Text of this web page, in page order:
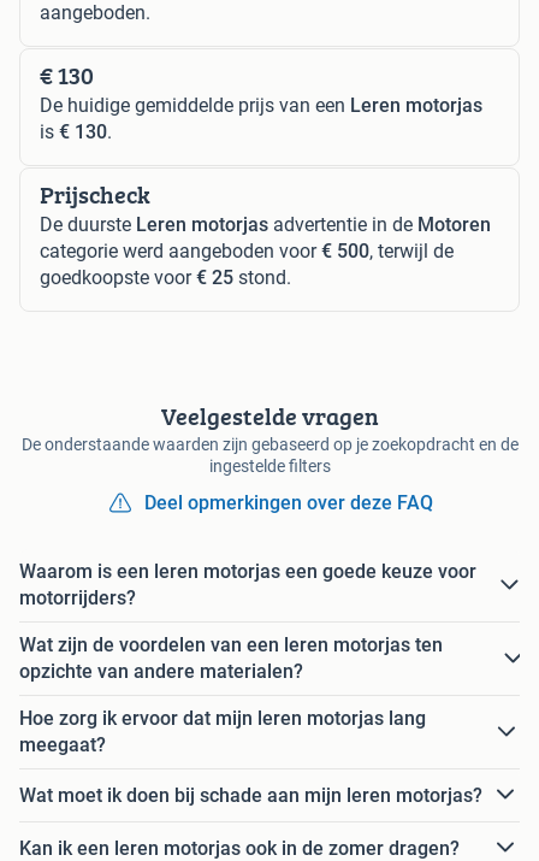
aangeboden.
€ 130
De huidige gemiddelde prijs van een Leren motorjas
is € 130.
Prijscheck
De duurste Leren motorjas advertentie in de Motoren
categorie werd aangeboden voor€ 500, terwijl de
goedkoopste voor€ 25 stond.
Veelgestelde vragen
De onderstaande waarden zijn gebaseerd op je zoekopdracht en de
ingestelde filters
Deel opmerkingen over deze FAQ
Waarom is een leren motorjas een goede keuze voor
motorrijders?
Wat zijn de voordelen van een leren motorjas ten
opzichte van andere materialen?
Hoe zorg ik ervoor dat mijn leren motorjas lang
meegaat?
Wat moet ik doen bij schade aan mijn leren motorjas?
Kan ik een leren motorjas ook in de zomer dragen?